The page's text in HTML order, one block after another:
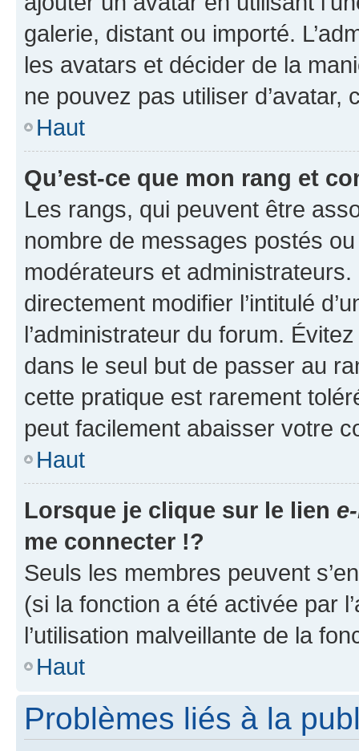
galerie, distant ou importé.
les avatars et décider de la
ne pouvez pas utiliser
Haut
Qu’est-ce que mon rang et
Les rangs, qui peuvent être
nombre de messages postés
modérateurs et
directement modifier l’intitulé
l’administrateur du forum.
dans le seul but de passer au
cette pratique est rarement
peut facilement abaisser votre
Haut
Lorsque je clique sur le lien
me connecter !?
Seuls les membres peuvent
(si la fonction a été activée par
l’utilisation malveillante de la
Haut
Problèmes liés à la